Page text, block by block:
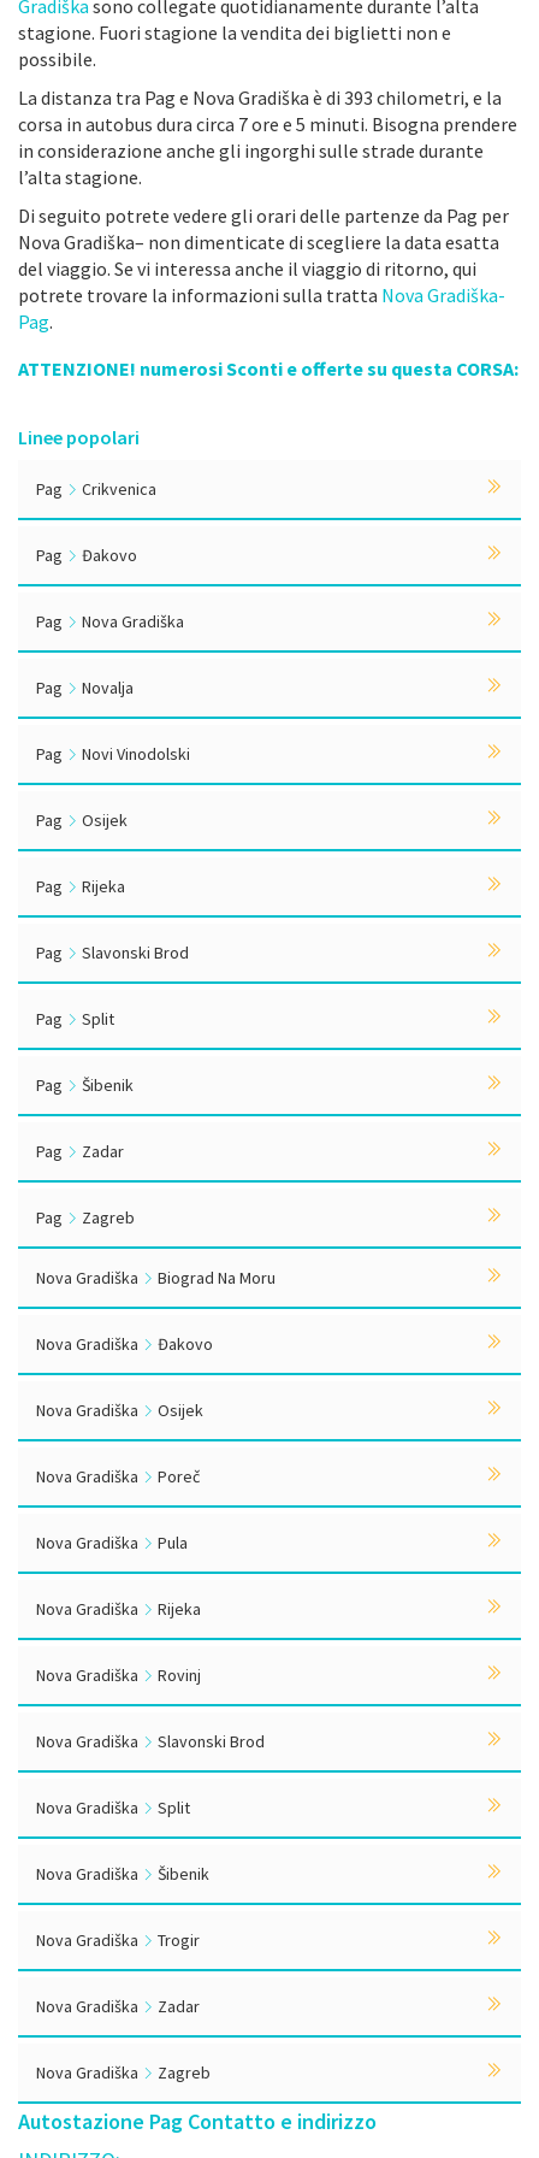
Gradiška sono collegate quotidianamente durante l’alta
stagione. Fuori stagione la vendita dei biglietti non e
possibile.
La distanza tra Pag e Nova Gradiška è di 393 chilometri, e la
corsa in autobus dura circa 7 ore e 5 minuti. Bisogna prendere
in considerazione anche gli ingorghi sulle strade durante
l’alta stagione.
Di seguito potrete vedere gli orari delle partenze da Pag per
Nova Gradiška– non dimenticate di scegliere la data esatta
del viaggio. Se vi interessa anche il viaggio di ritorno, qui
potrete trovare la informazioni sulla tratta Nova Gradiška-
Pag.
ATTENZIONE! numerosi Sconti e offerte su questa CORSA:
Linee popolari
Pag Crikvenica
Pag Đakovo
Pag Nova Gradiška
Pag Novalja
Pag Novi Vinodolski
Pag Osijek
Pag Rijeka
Pag Slavonski Brod
Pag Split
Pag Šibenik
Pag Zadar
Pag Zagreb
Nova Gradiška Biograd Na Moru
Nova Gradiška Đakovo
Nova Gradiška Osijek
Nova Gradiška Poreč
Nova Gradiška Pula
Nova Gradiška Rijeka
Nova Gradiška Rovinj
Nova Gradiška Slavonski Brod
Nova Gradiška Split
Nova Gradiška Šibenik
Nova Gradiška Trogir
Nova Gradiška Zadar
Nova Gradiška Zagreb
Autostazione Pag Contatto e indirizzo